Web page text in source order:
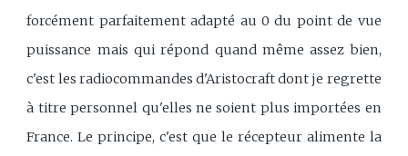
forcément parfaitement adapté au 0 du point de vue
puissance mais qui répond quand même assez bien,
c'est les radiocommandes d'Aristocraft dont je regrette
à titre personnel qu'elles ne soient plus importées en
France. Le principe, c'est que le récepteur alimente la